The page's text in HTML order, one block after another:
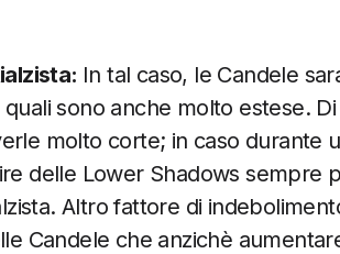
In tal caso, le Candele
sono anche molto estese.
molto corte; in caso durante
delle Lower Shadows sempre
Altro fattore di
Candele che anzichè